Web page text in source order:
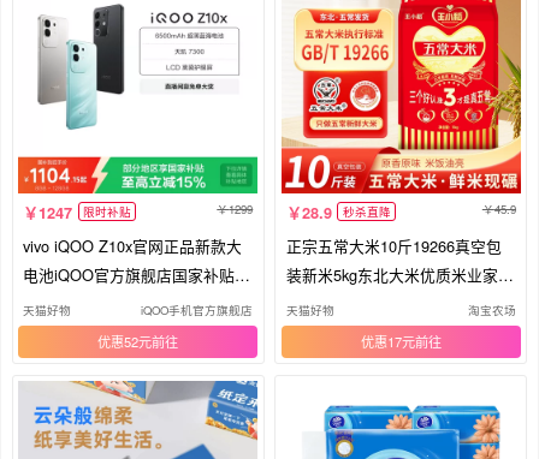
1247 限时补贴 1299
vivo iQOO Z10x官网正品新款大
电池iQOO官方旗舰店国家补贴大
内存手机入口学生智能
天猫好物 iQOO手机官方旗舰店
优惠52元
28.9 秒杀直降 45.9
正宗五常大米10斤19266真空包
装新米5kg东北大米优质米业家用
当季
天猫好物 淘宝农场
优惠17元